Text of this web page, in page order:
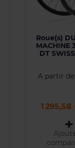
Roue(s)
MACHINE
DT
A partir de
Prix
1 295,58